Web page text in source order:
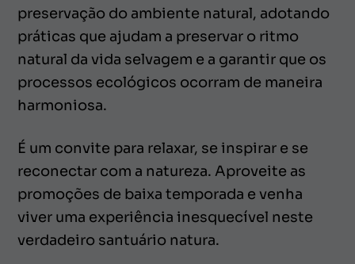
preservação do ambiente natural, adotando
práticas que ajudam a preservar o ritmo
natural da vida selvagem e a garantir que os
processos ecológicos ocorram de maneira
harmoniosa.
É um convite para relaxar, se inspirar e se
reconectar com a natureza. Aproveite as
promoções de baixa temporada e venha
viver uma experiência inesquecível neste
verdadeiro santuário natura.